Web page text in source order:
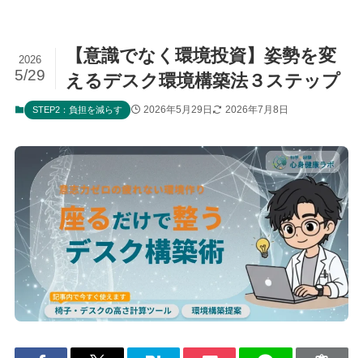
【意識でなく環境投資】姿勢を変
えるデスク環境構築法３ステップ
2026
5/29
STEP2：負担を減らす 2026年5月29日 2026年7月8日